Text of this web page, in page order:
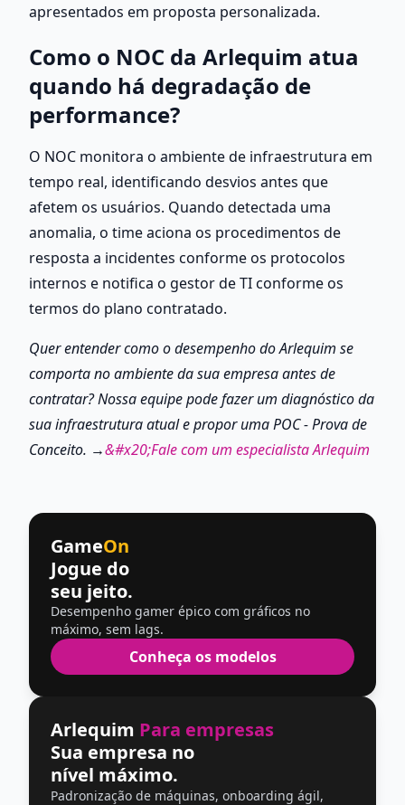
apresentados em proposta personalizada.
Como o NOC da Arlequim atua
quando há degradação de
performance?
O NOC monitora o ambiente de infraestrutura em
tempo real, identificando desvios antes que
afetem os usuários. Quando detectada uma
anomalia, o time aciona os procedimentos de
resposta a incidentes conforme os protocolos
internos e notifica o gestor de TI conforme os
termos do plano contratado.
Quer entender como o desempenho do Arlequim se
comporta no ambiente da sua empresa antes de
contratar? Nossa equipe pode fazer um diagnóstico da
sua infraestrutura atual e propor uma POC - Prova de
Conceito. →&#x20;Fale com um especialista Arlequim
GameOn
Jogue do
seu jeito.
Desempenho gamer épico com gráficos no
máximo, sem lags.
Conheça os modelos
Arlequim Para empresas
Sua empresa no
nível máximo.
Padronização de máquinas, onboarding ágil,